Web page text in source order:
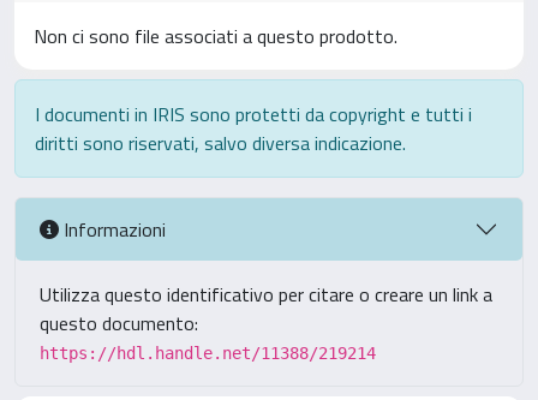
Non ci sono file associati a questo prodotto.
I documenti in IRIS sono protetti da copyright e tutti i
diritti sono riservati, salvo diversa indicazione.
Informazioni
Utilizza questo identificativo per citare o creare un link a
questo documento:
https://hdl.handle.net/11388/219214